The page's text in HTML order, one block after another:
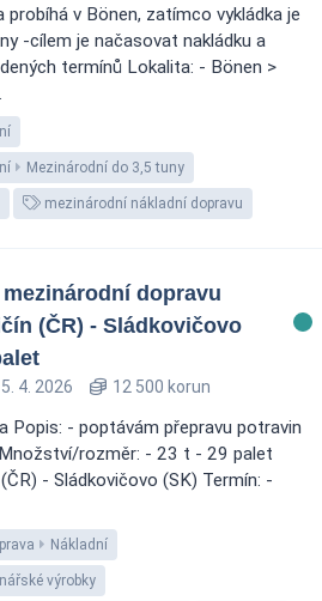
probíhá v Bönen, zatímco vykládka je
-cílem je načasovat nakládku a
termínů Lokalita: - Bönen >
Mezinárodní do 3,5 tuny
mezinárodní nákladní dopravu
dopravu
(ČR) - Sládkovičovo
4. 2026 12 500 korun
Popis: - poptávám přepravu potravin
rozměr: - 23 t - 29 palet
- Sládkovičovo (SK) Termín: -
Nákladní
výrobky